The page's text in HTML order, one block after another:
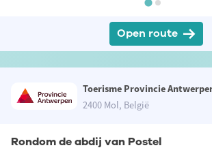
Open route
Toerisme Provincie
2400 Mol, België
Rondom de abdij van Postel